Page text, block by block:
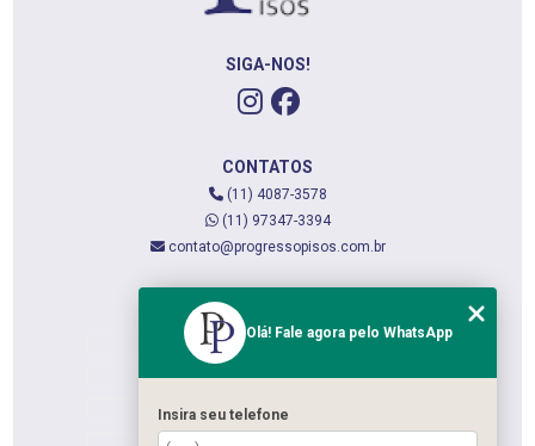
SIGA-NOS!
CONTATOS
(11) 4087-3578
(11) 97347-3394
contato@progressopisos.com.br
QUEM SOMOS
SERVIÇOS
Olá! Fale agora pelo WhatsApp
Insira seu telefone